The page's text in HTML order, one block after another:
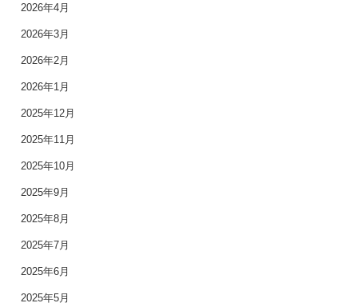
2026年4月
2026年3月
2026年2月
2026年1月
2025年12月
2025年11月
2025年10月
2025年9月
2025年8月
2025年7月
2025年6月
2025年5月